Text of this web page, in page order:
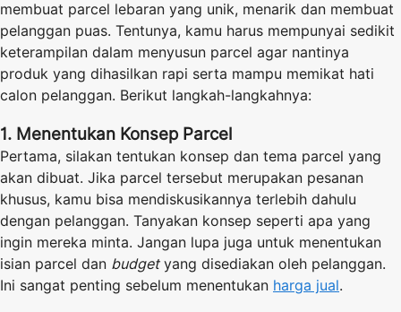
membuat parcel lebaran yang unik, menarik dan membuat
pelanggan puas. Tentunya, kamu harus mempunyai sedikit
keterampilan dalam menyusun parcel agar nantinya
produk yang dihasilkan rapi serta mampu memikat hati
calon pelanggan. Berikut langkah-langkahnya:
1. Menentukan Konsep Parcel
Pertama, silakan tentukan konsep dan tema parcel yang
akan dibuat. Jika parcel tersebut merupakan pesanan
khusus, kamu bisa mendiskusikannya terlebih dahulu
dengan pelanggan. Tanyakan konsep seperti apa yang
ingin mereka minta. Jangan lupa juga untuk menentukan
isian parcel dan budgetyang disediakan oleh pelanggan.
Ini sangat penting sebelum menentukan harga jual.